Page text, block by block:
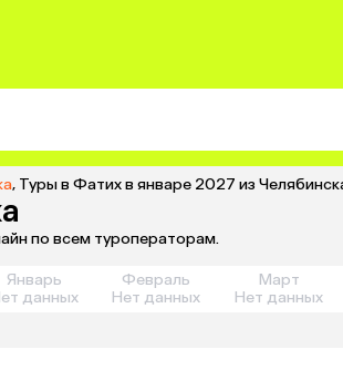
, Туры в Фатих в январе 2027 из
по всем туроператорам.
Январь
данных
Февраль
Нет данных
Март
Нет данных